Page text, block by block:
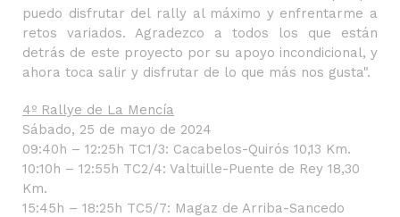
puedo disfrutar del rally al máximo y enfrentarme a
retos variados. Agradezco a todos los que están
detrás de este proyecto por su apoyo incondicional, y
ahora toca salir y disfrutar de lo que más nos gusta".
4º Rallye de La Mencía
Sábado, 25 de mayo de 2024
09:40h – 12:25h TC1/3: Cacabelos-Quirós 10,13 Km.
10:10h – 12:55h TC2/4: Valtuille-Puente de Rey 18,30
Km.
15:45h – 18:25h TC5/7: Magaz de Arriba-Sancedo